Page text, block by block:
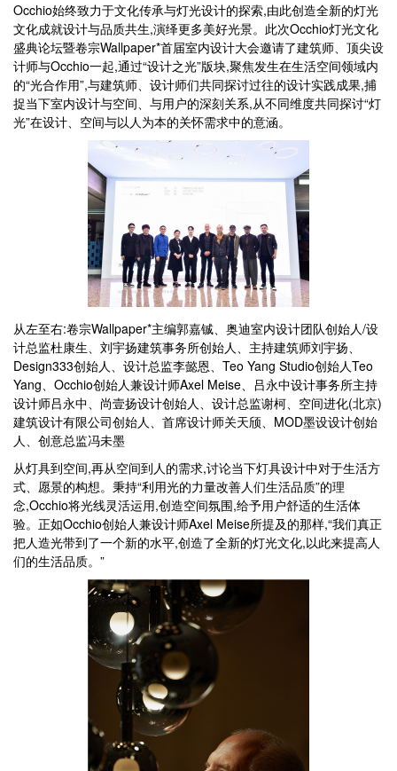
Occhio始终致力于文化传承与灯光设计的探索,由此创造全新的灯光
文化成就设计与品质共生,演绎更多美好光景。此次Occhio灯光文化
盛典论坛暨卷宗Wallpaper*首届室内设计大会邀请了建筑师、顶尖设
计师与Occhio一起,通过“设计之光”版块,聚焦发生在生活空间领域内
的“光合作用”,与建筑师、设计师们共同探讨过往的设计实践成果,捕
捉当下室内设计与空间、与用户的深刻关系,从不同维度共同探讨“灯
光”在设计、空间与以人为本的关怀需求中的意涵。
从左至右:卷宗Wallpaper*主编郭嘉铖、奥迪室内设计团队创始人/设
计总监杜康生、刘宇扬建筑事务所创始人、主持建筑师刘宇扬、
Design333创始人、设计总监李懿恩、Teo Yang Studio创始人Teo
Yang、Occhio创始人兼设计师Axel Meise、吕永中设计事务所主持
设计师吕永中、尚壹扬设计创始人、设计总监谢柯、空间进化(北京)
建筑设计有限公司创始人、首席设计师关天颀、MOD墨设设计创始
人、创意总监冯未墨
从灯具到空间,再从空间到人的需求,讨论当下灯具设计中对于生活方
式、愿景的构想。秉持“利用光的力量改善人们生活品质”的理
念,Occhio将光线灵活运用,创造空间氛围,给予用户舒适的生活体
验。正如Occhio创始人兼设计师Axel Meise所提及的那样,“我们真正
把人造光带到了一个新的水平,创造了全新的灯光文化,以此来提高人
们的生活品质。”